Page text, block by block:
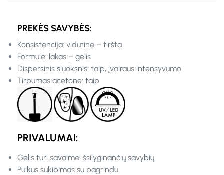
PREKĖS SAVYBĖS:
Konsistencija: vidutinė – tiršta
Formulė: lakas – gelis
Dispersinis sluoksnis: taip, įvairaus intensyvumo
Tirpumas acetone: taip
PRIVALUMAI:
Gelis turi savaime išsilyginančių savybių
Puikus sukibimas su pagrindu